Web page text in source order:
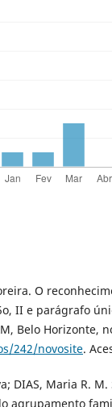
O
II e parágrafo
Belo Horizonte,
242/novosite.
DIAS, Maria R.
agrupamento